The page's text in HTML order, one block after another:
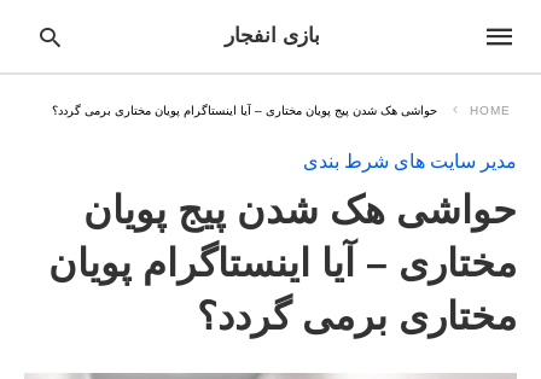
بازی انفجار
HOME حواشی هک شدن پیج پویان مختاری – آیا اینستاگرام پویان مختاری برمی گردد؟
مدیر سایت های شرط بندی
حواشی هک شدن پیج پویان
مختاری – آیا اینستاگرام پویان
مختاری برمی گردد؟